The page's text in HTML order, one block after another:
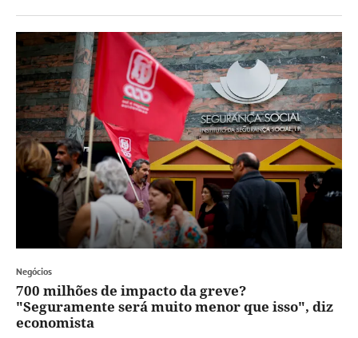
Negócios
700 milhões de impacto da greve?
"Seguramente será muito menor que isso", diz
economista